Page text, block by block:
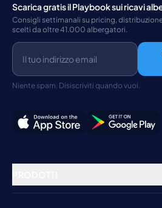
Scarica gratis il Playbook sui ricavi
Consigli settimanali su pricing,
scelti da oltre 41.000 albergatori.
Niente spam. Disiscriviti quando vuoi.
Gestione della struttura